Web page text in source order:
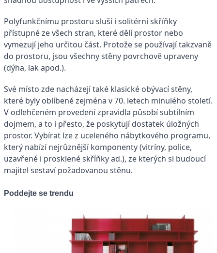
Polyfunkčnímu prostoru sluší i solitérní skříňky
přístupné ze všech stran, které dělí prostor nebo
vymezují jeho určitou část. Protože se používají takzvaně
do prostoru, jsou všechny stěny povrchově upraveny
(dýha, lak apod.).
Své místo zde nacházejí také klasické obývací stěny,
které byly oblíbené zejména v 70. letech minulého století.
V odlehčeném provedení zpravidla působí subtilním
dojmem, a to i přesto, že poskytují dostatek úložných
prostor. Vybírat lze z uceleného nábytkového programu,
který nabízí nejrůznější komponenty (vitríny, police,
uzavřené i prosklené skříňky ad.), ze kterých si budoucí
majitel sestaví požadovanou stěnu.
Poddejte se trendu